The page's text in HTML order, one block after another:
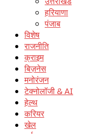
हरियाणा
पंजाब
विशेष
राजनीति
क्राइम
बिज़नेस
मनोरंजन
टेक्नोलॉजी & AI
हेल्थ
करियर
खेल